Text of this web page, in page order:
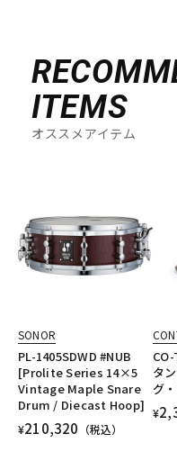
ITEMS
オススメアイテム
SONOR
PL-1405SDWD #NUB
[Prolite Series 14×5
Vintage Maple Snare
Drum / Diecast Hoop]
¥210,320 （税込）
タ
グ
¥